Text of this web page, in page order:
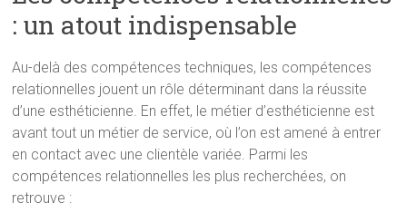
: un atout indispensable
Au-delà des compétences techniques, les compétences
relationnelles jouent un rôle déterminant dans la réussite
d’une esthéticienne. En effet, le métier d’esthéticienne est
avant tout un métier de service, où l’on est amené à entrer
en contact avec une clientèle variée. Parmi les
compétences relationnelles les plus recherchées, on
retrouve :